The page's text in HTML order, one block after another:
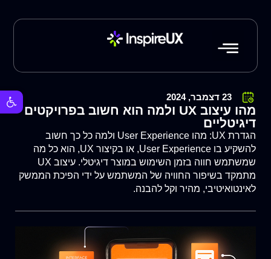
פתח 23 דצמבר, 2024
מהו עיצוב UX ולמה הוא חשוב בפרויקטים
דיגיטליים
הגדרת UX: מהו User Experience ולמה כל כך חשוב
להשקיע בו User Experience, או בקיצור UX, הוא כל מה
שמשתמש חווה בזמן השימוש במוצר דיגיטלי. עיצוב UX
מתמקד בשיפור החוויה של המשתמש על ידי הפיכת הממשק
לאינטואיטיבי, מהיר וקל להבנה.